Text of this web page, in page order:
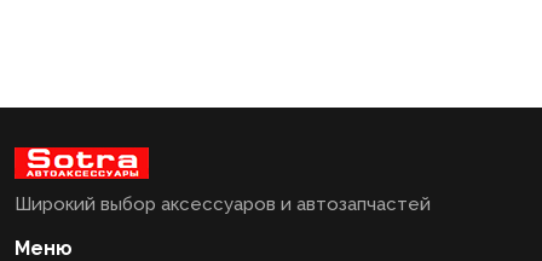
Широкий выбор аксессуаров и автозапчастей
Меню